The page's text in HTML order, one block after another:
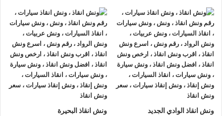
ونش انقاذ سيارات الروادلأنقاذ السيارات اسرع و ارخصونش انقاذ
سيارات في صلاح سالمبخصم 50% اتصل بنا الان ليصلك
اقرب
ونش انقاذ سيارات في صلاح سالم
هناك العديد من الظروف الطارئة
التي قد تحدث لنا اثناء القيادة علي الطريق فمن الممكن ان تتعرض
لحادث سير مفاجي او ان تتعطل سيارتك وقد تحتاج الي نقلها الي
اقرب مركز صيانة او توكيل.
أذا كنت تبحث عن ونش انقاذ سيارات في صلاح سالم اتصل بنا الان
ونش انقاذ الوادي الجديد ونش انقاذ البحيرة